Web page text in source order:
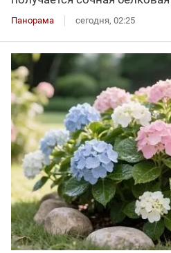
Панорама сегодня, 02:25